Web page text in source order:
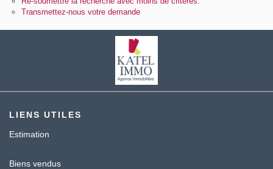
Transmettez-nous votre demande
LIENS UTILES
Estimation
Biens vendus